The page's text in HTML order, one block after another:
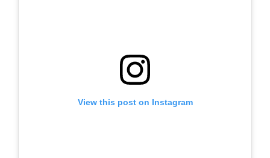
View this post on Instagram